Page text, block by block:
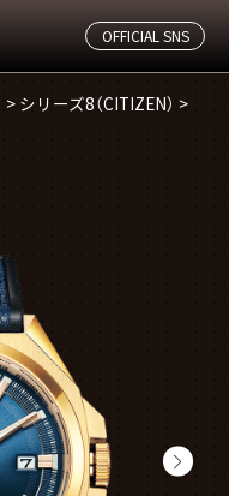
OFFICIAL SNS
> シリーズ8（CITIZEN） >